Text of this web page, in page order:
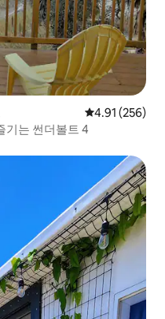
평점 4.91점(5
4.91 (256)
기는 썬더볼트 4